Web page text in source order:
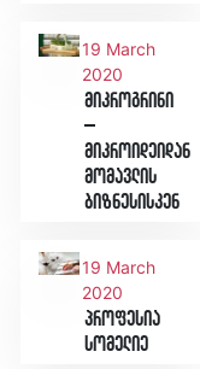
19 March
2020
მიკროგრინი
–
მიკროიდეიდან
მომავლის
ბიზნესისკენ
19 March
2020
პროფესია
სომელიე